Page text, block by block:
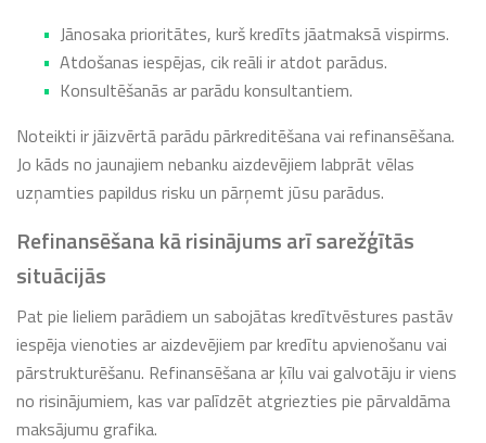
Jānosaka prioritātes, kurš kredīts jāatmaksā vispirms.
Atdošanas iespējas, cik reāli ir atdot parādus.
Konsultēšanās ar parādu konsultantiem.
Noteikti ir jāizvērtā parādu pārkreditēšana vai refinansēšana.
Jo kāds no jaunajiem nebanku aizdevējiem labprāt vēlas
uzņamties papildus risku un pārņemt jūsu parādus.
Refinansēšana kā risinājums arī sarežģītās
situācijās
Pat pie lieliem parādiem un sabojātas kredītvēstures pastāv
iespēja vienoties ar aizdevējiem par kredītu apvienošanu vai
pārstrukturēšanu. Refinansēšana ar ķīlu vai galvotāju ir viens
no risinājumiem, kas var palīdzēt atgriezties pie pārvaldāma
maksājumu grafika.